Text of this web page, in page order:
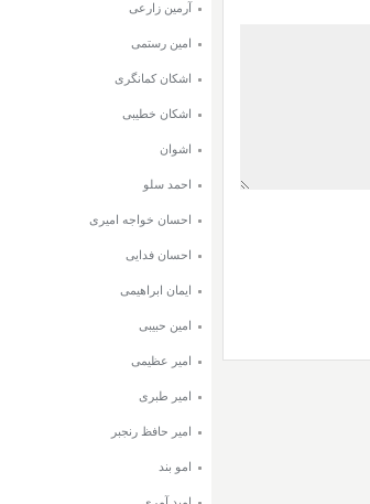
آرمین زارعی
امین رستمی
اشکان کمانگری
اشکان خطیبی
اشوان
احمد سلو
احسان خواجه امیری
احسان فدایی
ایمان ابراهیمی
امین حبیبی
امیر عظیمی
امیر طبری
امیر حافظ رنجبر
امو بند